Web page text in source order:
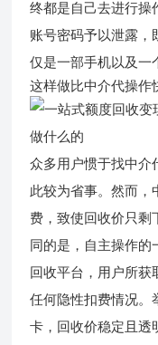
终都是自己去进行操
账号密码予以泄露，
仅是一部手机以及一
这样做比中介代操作
众多用户惯于找中介
此较为省事。然而，
费，致使回收价只剩
同的是，自主操作的
回收平台，用户所获
任何隐性扣费情况。
卡，回收价稳定且透